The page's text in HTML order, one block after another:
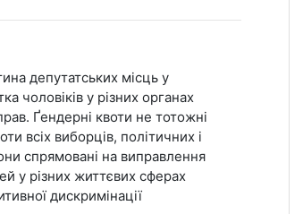
депутатських місць у
чоловіків у різних органах
Ґендерні квоти не тотожні
всіх виборців, політичних і
спрямовані на виправлення
у різних життєвих сферах
дискримінації